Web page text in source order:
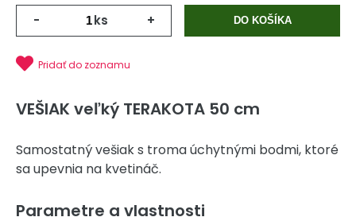
- ks + DO KOŠÍKA
Pridať do zoznamu
VEŠIAK veľký TERAKOTA 50 cm
Samostatný vešiak s troma úchytnými bodmi, ktoré
sa upevnia na kvetináč.
Parametre a vlastnosti